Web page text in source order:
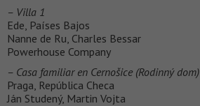
– Villa 1
Ede, Países Bajos
Nanne de Ru, Charles Bessar
Powerhouse Company
– Casa familiar en Cernošice (Rodinný dom)
Praga, República Checa
Ján Studený, Martin Vojta